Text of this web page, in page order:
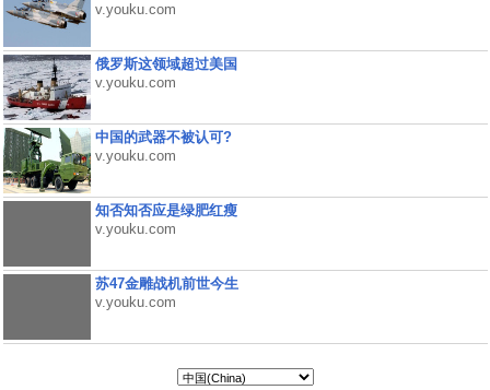
v.youku.com
俄罗斯这领域超过美国
v.youku.com
中国的武器不被认可?
v.youku.com
知否知否应是绿肥红瘦
v.youku.com
苏47金雕战机前世今生
v.youku.com